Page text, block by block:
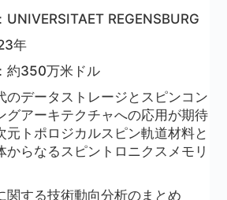
UNIVERSITAET REGENSBURG
年
約350万米ドル
のデータストレージとスピンコン
グアーキテクチャへの応用が期待
元トポロジカルスピン軌道材料と
からなるスピントロニクスメモリ
関する技術動向分析のまとめ